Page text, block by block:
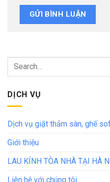
DỊCH VỤ
Dịch vụ giặt thảm sàn, ghế
Giới thiệu
LAU KÍNH TÒA NHÀ TẠI HÀ
Liên hệ với chúng tôi